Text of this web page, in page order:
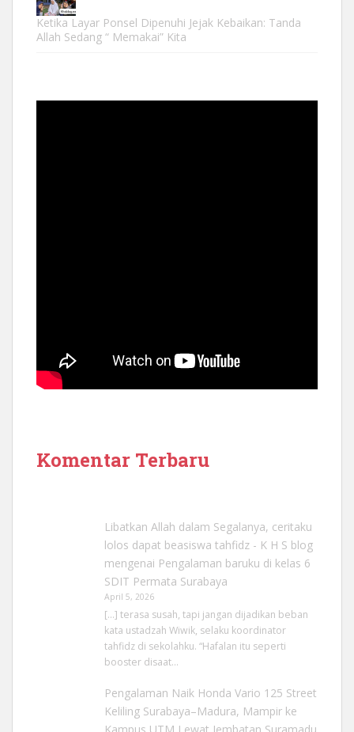
Ketika Layar Ponsel Dipenuhi Jejak Kebaikan: Tanda
Allah Sedang “ Memakai” Kita
Komentar Terbaru
Libatkan Allah dalam Segalanya, ceritaku
lolos dapat beasiswa tahfidz - K H S blog
mengenai Pengalaman baruku di kelas 6
SDIT Permata Surabaya
April 5, 2026
[…] terasa susah, tapi jangan dijadikan beban
kata ustadzah Wiwik, selaku koordinator
tahfidz di sekolahku. “Hafalan itu seperti
booster disaat…
Pengalaman Naik Honda Vario 125 Street
Keliling Surabaya–Madura, Mampir ke